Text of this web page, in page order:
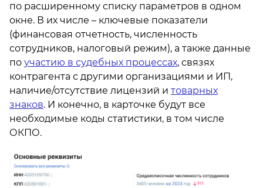
по расширенному списку параметров в одном
окне. В их числе – ключевые показатели
(финансовая отчетность, численность
сотрудников, налоговый режим), а также данные
по участию в судебных процессах, связях
контрагента с другими организациями и ИП,
наличие/отсутствие лицензий и товарных
знаков. И конечно, в карточке будут все
необходимые коды статистики, в том числе
ОКПО.